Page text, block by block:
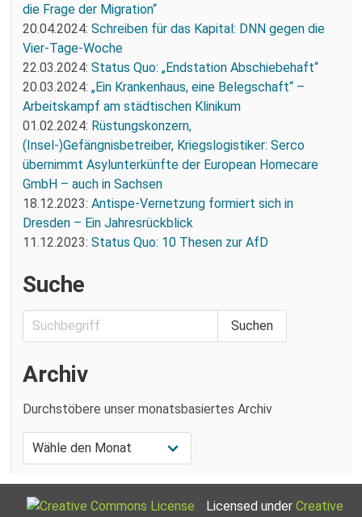
die Frage der Migration“
20.04.2024: Schreiben für das Kapital: DNN gegen die
Vier-Tage-Woche
22.03.2024: Status Quo: „Endstation Abschiebehaft“
20.03.2024: „Ein Krankenhaus, eine Belegschaft“ –
Arbeitskampf am städtischen Klinikum
01.02.2024: Rüstungskonzern,
(Insel-)Gefängnisbetreiber, Kriegslogistiker: Serco
übernimmt Asylunterkünfte der European Homecare
GmbH – auch in Sachsen
18.12.2023: Antispe-Vernetzung formiert sich in
Dresden – Ein Jahresrückblick
11.12.2023: Status Quo: 10 Thesen zur AfD
Suche
Archiv
Durchstöbere unser monatsbasiertes Archiv
Licensed under Creative